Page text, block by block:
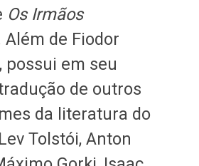
Os Irmãos
Além de Fiodor
possui em seu
de outros
da literatura do
Tolstói, Anton